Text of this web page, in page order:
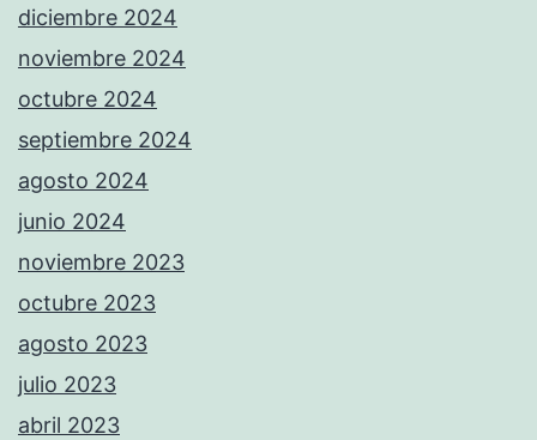
diciembre 2024
noviembre 2024
octubre 2024
septiembre 2024
agosto 2024
junio 2024
noviembre 2023
octubre 2023
agosto 2023
julio 2023
abril 2023